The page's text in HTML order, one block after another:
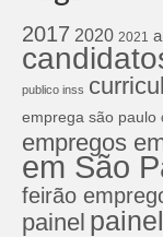
2017 2020 2021
publico inss
emprega são paulo
empregos
em São
feirão
painel